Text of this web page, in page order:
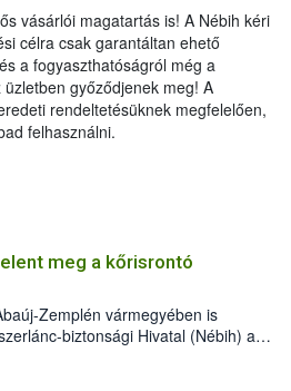
vásárlói magatartás is! A Nébih kéri
célra csak garantáltan ehető
a fogyaszthatóságról még a
győződjenek meg! A
rendeltetésüknek megfelelően,
felhasználni.
meg a kőrisrontó
Zemplén vármegyében is
biztonsági Hivatal (Nébih) a
(Agrilus planipennis) jelenlétét. A
találták meg, de már fertőzött